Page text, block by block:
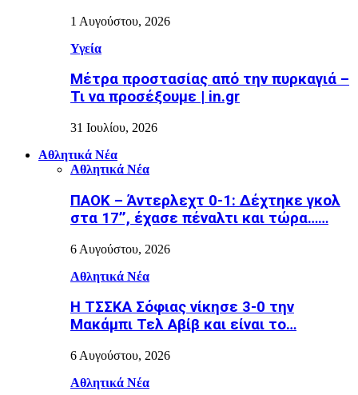
1 Αυγούστου, 2026
Υγεία
Μέτρα προστασίας από την πυρκαγιά –
Τι να προσέξουμε | in.gr
31 Ιουλίου, 2026
Αθλητικά Νέα
Αθλητικά Νέα
ΠΑΟΚ – Άντερλεχτ 0-1: Δέχτηκε γκολ
στα 17’’, έχασε πέναλτι και τώρα……
6 Αυγούστου, 2026
Αθλητικά Νέα
Η ΤΣΣΚΑ Σόφιας νίκησε 3-0 την
Μακάμπι Τελ Αβίβ και είναι το…
6 Αυγούστου, 2026
Αθλητικά Νέα